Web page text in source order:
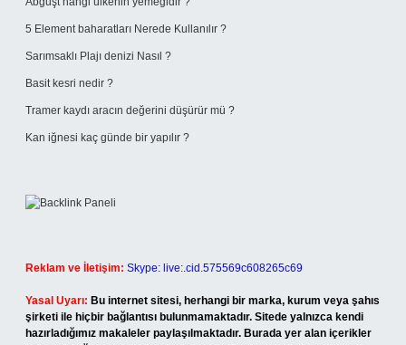
5 Element baharatları Nerede Kullanılır ?
Sarımsaklı Plajı denizi Nasıl ?
Basit kesri nedir ?
Tramer kaydı aracın değerini düşürür mü ?
Kan iğnesi kaç günde bir yapılır ?
Reklam ve İletişim: Skype: live:.cid.575569c608265c69
Yasal Uyarı: Bu internet sitesi, herhangi bir marka, kurum veya şahıs
şirketi ile hiçbir bağlantısı bulunmamaktadır. Sitede yalnızca kendi
hazırladığımız makaleler paylaşılmaktadır. Burada yer alan içerikler